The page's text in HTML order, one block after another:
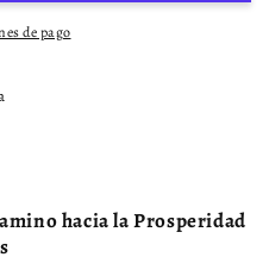
de pago
hacia la Prosperidad